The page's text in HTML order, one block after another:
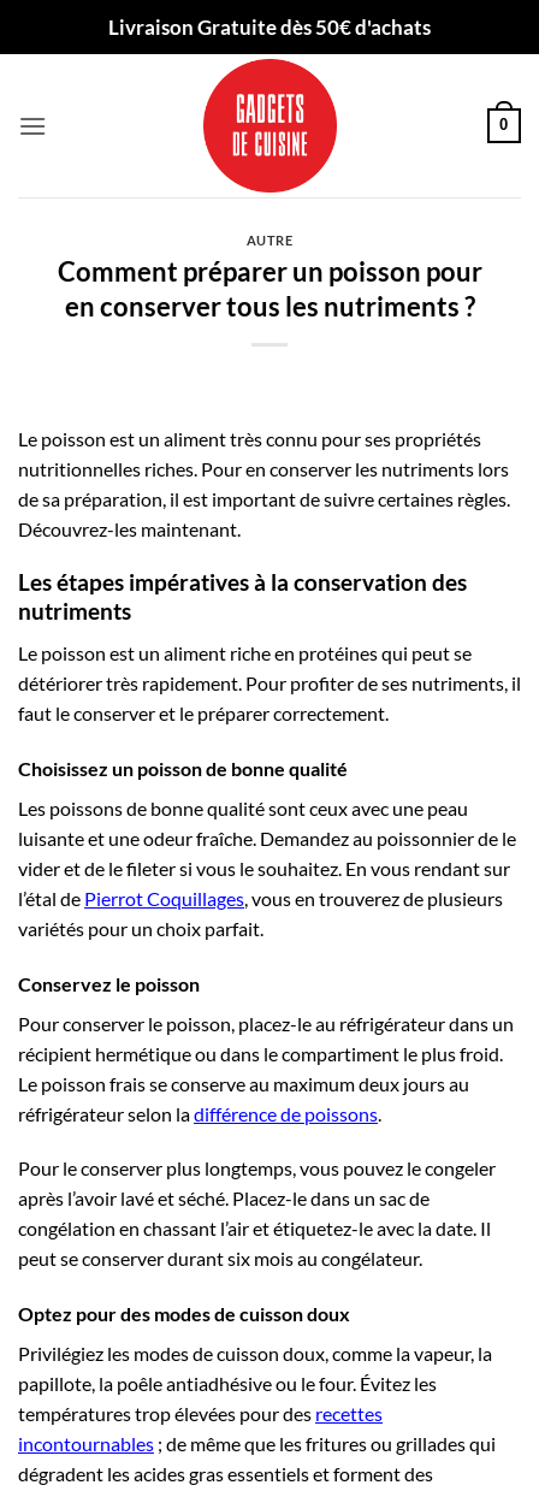
Livraison Gratuite dès 50€ d'achats
0
AUTRE
Comment préparer un poisson pour
en conserver tous les nutriments ?
Le poisson est un aliment très connu pour ses propriétés
nutritionnelles riches. Pour en conserver les nutriments lors
de sa préparation, il est important de suivre certaines règles.
Découvrez-les maintenant.
Les étapes impératives à la conservation des
nutriments
Le poisson est un aliment riche en protéines qui peut se
détériorer très rapidement. Pour profiter de ses nutriments, il
faut le conserver et le préparer correctement.
Choisissez un poisson de bonne qualité
Les poissons de bonne qualité sont ceux avec une peau
luisante et une odeur fraîche. Demandez au poissonnier de le
vider et de le fileter si vous le souhaitez. En vous rendant sur
l’étal de Pierrot Coquillages , vous en trouverez de plusieurs
variétés pour un choix parfait.
Conservez le poisson
Pour conserver le poisson, placez-le au réfrigérateur dans un
récipient hermétique ou dans le compartiment le plus froid.
Le poisson frais se conserve au maximum deux jours au
réfrigérateur selon ladifférence de poissons
Pour le conserver plus longtemps, vous pouvez le congeler
après l’avoir lavé et séché. Placez-le dans un sac de
congélation en chassant l’air et étiquetez-le avec la date. Il
peut se conserver durant six mois au congélateur.
Optez pour des modes de cuisson doux
Privilégiez les modes de cuisson doux, comme la vapeur, la
papillote, la poêle antiadhésive ou le four. Évitez les
températures trop élevées pour des recettes
incontournables ; de même que les fritures ou grillades qui
dégradent les acides gras essentiels et forment des